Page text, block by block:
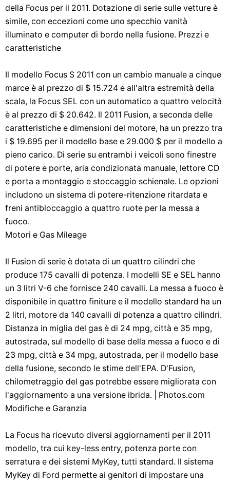
della Focus per il 2011. Dotazione di serie sulle vetture è
simile, con eccezioni come uno specchio vanità
illuminato e computer di bordo nella fusione. Prezzi e
caratteristiche
Il modello Focus S 2011 con un cambio manuale a cinque
marce è al prezzo di $ 15.724 e all'altra estremità della
scala, la Focus SEL con un automatico a quattro velocità
è al prezzo di $ 20.642. Il 2011 Fusion, a seconda delle
caratteristiche e dimensioni del motore, ha un prezzo tra
i $ 19.695 per il modello base e 29.000 $ per il modello a
pieno carico. Di serie su entrambi i veicoli sono finestre
di potere e porte, aria condizionata manuale, lettore CD
e porta a montaggio e stoccaggio schienale. Le opzioni
includono un sistema di potere-ritenzione ritardata e
freni antibloccaggio a quattro ruote per la messa a
fuoco.
Motori e Gas Mileage
Il Fusion di serie è dotata di un quattro cilindri che
produce 175 cavalli di potenza. I modelli SE e SEL hanno
un 3 litri V-6 che fornisce 240 cavalli. La messa a fuoco è
disponibile in quattro finiture e il modello standard ha un
2 litri, motore da 140 cavalli di potenza a quattro cilindri.
Distanza in miglia del gas è di 24 mpg, città e 35 mpg,
autostrada, sul modello di base della messa a fuoco e di
23 mpg, città e 34 mpg, autostrada, per il modello base
della fusione, secondo le stime dell'EPA. D'Fusion,
chilometraggio del gas potrebbe essere migliorata con
l'aggiornamento a una versione ibrida. | Photos.com
Modifiche e Garanzia
La Focus ha ricevuto diversi aggiornamenti per il 2011
modello, tra cui key-less entry, potenza porte con
serratura e dei sistemi MyKey, tutti standard. Il sistema
MyKey di Ford permette ai genitori di impostare una